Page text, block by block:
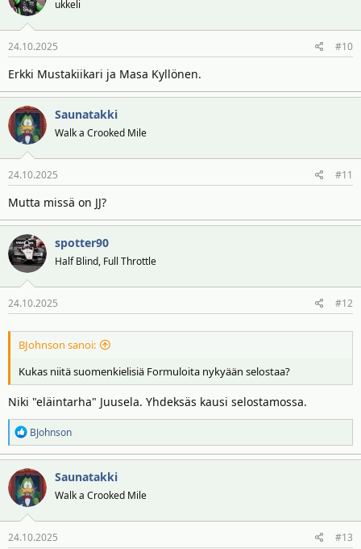
ukkeli
24.10.2025 #10
Erkki Mustakiikari ja Masa Kyllönen.
Saunatakki
Walk a Crooked Mile
24.10.2025 #11
Mutta missä on JJ?
spotter90
Half Blind, Full Throttle
24.10.2025 #12
BJohnson sanoi:
Kukas niitä suomenkielisiä Formuloita nykyään selostaa?
Niki "eläintarha" Juusela. Yhdeksäs kausi selostamossa.
R
e
a
k
t
i
o
t
BJohnson
Saunatakki
Walk a Crooked Mile
24.10.2025 #13